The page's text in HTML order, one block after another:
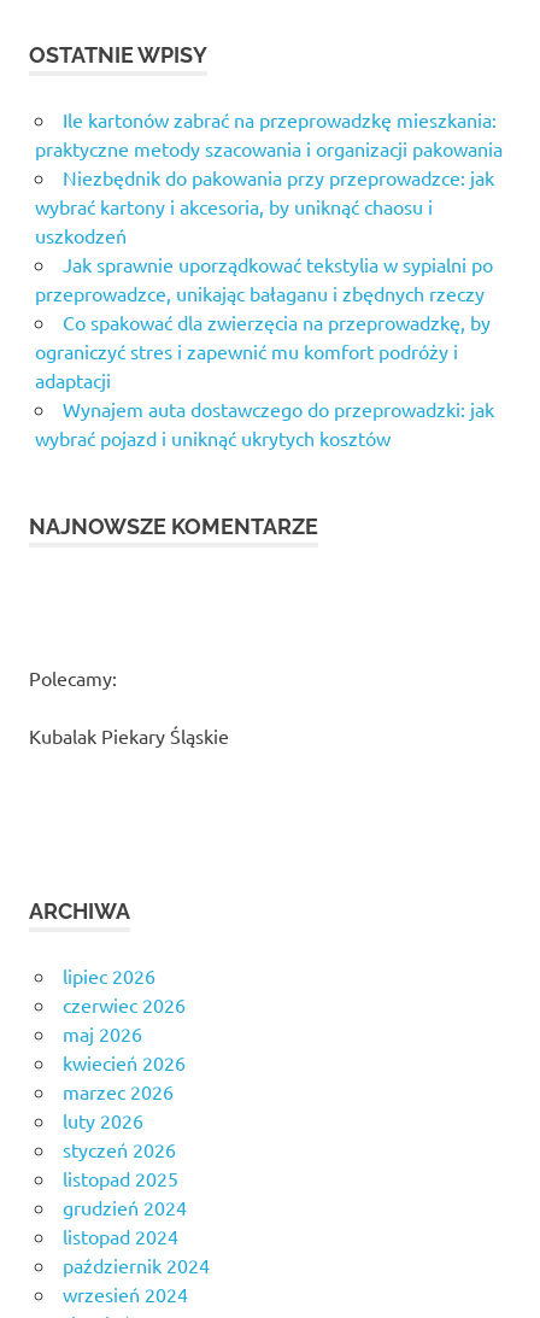
OSTATNIE WPISY
Ile kartonów zabrać na przeprowadzkę mieszkania:
praktyczne metody szacowania i organizacji pakowania
Niezbędnik do pakowania przy przeprowadzce: jak
wybrać kartony i akcesoria, by uniknąć chaosu i
uszkodzeń
Jak sprawnie uporządkować tekstylia w sypialni po
przeprowadzce, unikając bałaganu i zbędnych rzeczy
Co spakować dla zwierzęcia na przeprowadzkę, by
ograniczyć stres i zapewnić mu komfort podróży i
adaptacji
Wynajem auta dostawczego do przeprowadzki: jak
wybrać pojazd i uniknąć ukrytych kosztów
NAJNOWSZE KOMENTARZE
Polecamy:
Kubalak Piekary Śląskie
ARCHIWA
lipiec 2026
czerwiec 2026
maj 2026
kwiecień 2026
marzec 2026
luty 2026
styczeń 2026
listopad 2025
grudzień 2024
listopad 2024
październik 2024
wrzesień 2024